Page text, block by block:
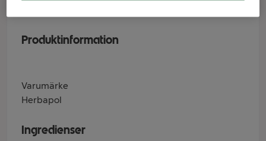
Produktinformation
Varumärke
Herbapol
Ingredienser